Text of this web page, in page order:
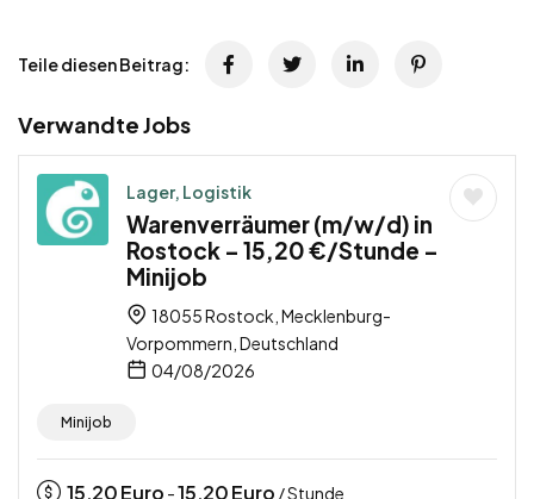
Teile diesen Beitrag:
Verwandte Jobs
Lager, Logistik
Warenverräumer (m/w/d) in
Rostock – 15,20 €/Stunde –
Minijob
18055 Rostock, Mecklenburg-
Vorpommern, Deutschland
04/08/2026
Minijob
15,20Euro -15,20Euro / Stunde